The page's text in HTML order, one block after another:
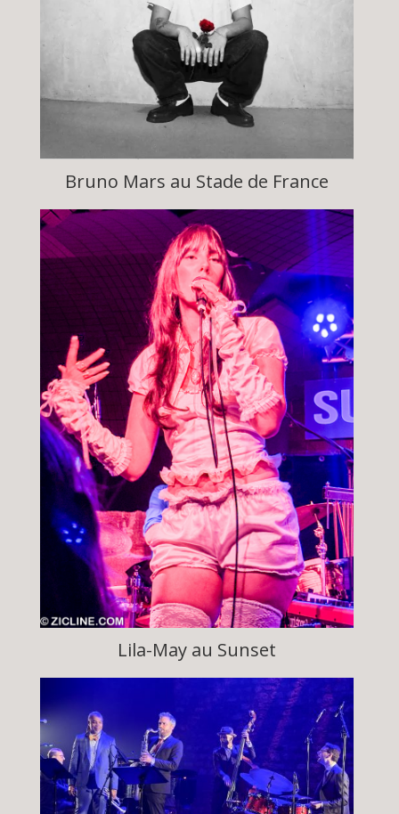
Bruno Mars au Stade de France
Lila-May au Sunset